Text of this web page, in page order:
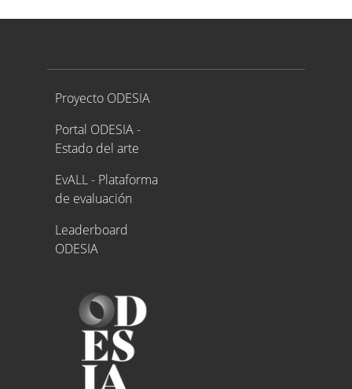
Proyecto ODESIA
Proyecto ODESIA
Portal ODESIA -
Estado del arte
EvALL - Plataforma
de evaluación
Leaderboard
ODESIA